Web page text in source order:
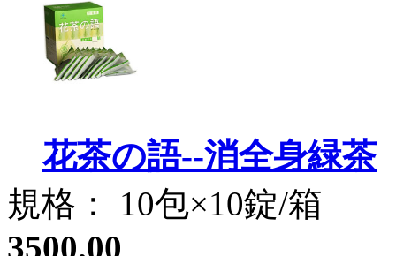
花茶の語--消全身緑茶
規格： 10包×10錠/箱
3500.00